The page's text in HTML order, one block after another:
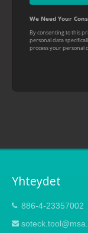
Yhteydet
886-4-23357002